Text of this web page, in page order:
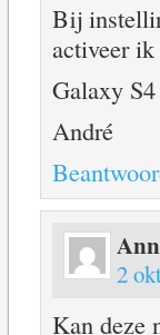
Bij
activeer ik
Galaxy
André
2
Kan deze